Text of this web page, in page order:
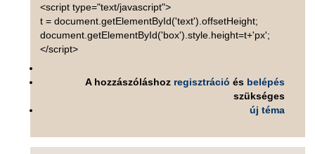
<script type="text/javascript">
t = document.getElementById('text').offsetHeight;
document.getElementById('box').style.height=t+'px';
</script>
A hozzászóláshoz regisztráció és belépés
szükséges
új téma